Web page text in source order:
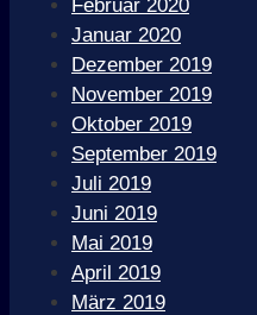
Februar 2020
Januar 2020
Dezember 2019
November 2019
Oktober 2019
September 2019
Juli 2019
Juni 2019
Mai 2019
April 2019
März 2019